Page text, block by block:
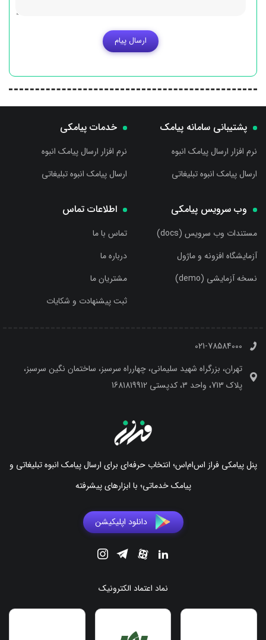
ارسال پیام
پشتیبانی سامانه پیامک
نرم افزار ارسال پیامک انبوه
ارسال پیامک انبوه تبلیغاتی
خدمات پیامکی
نرم افزار ارسال پیامک انبوه
ارسال پیامک انبوه تبلیغاتی
وب سرویس پیامکی
مستندات وب سرویس (docs)
آزمایشگاه افزونه و ماژول
نسخه آزمایشی (demo)
اطلاعات تماس
تماس با ما
درباره ما
مشتریان ما
ثبت پیشنهادت و شکایات
021-78584000
تهران، بزرگراه شهید سلیمانی، چهارراه سرسبز، ساختمان نگین سرسبز،
پلاک 713، واحد 3، کدپستی 1681819912
پنل پیامکی فراز اس‌ام‌اس؛ انتخاب حرفه‌ای برای ارسال پیامک انبوه تبلیغاتی و
پیامک خدماتی؛ با ابزارهای پیشرفته
دانلود اپلیکیشن
نماد اعتماد الکترونیک